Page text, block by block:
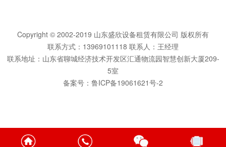
Copyright © 2002-2019 山东盛欣设备租赁有限公司 版权所有
联系方式：13969101118 联系人：王经理
联系地址：山东省聊城经济技术开发区汇通物流园智慧创新大厦209-
5室
备案号： 鲁ICP备19061621号-2